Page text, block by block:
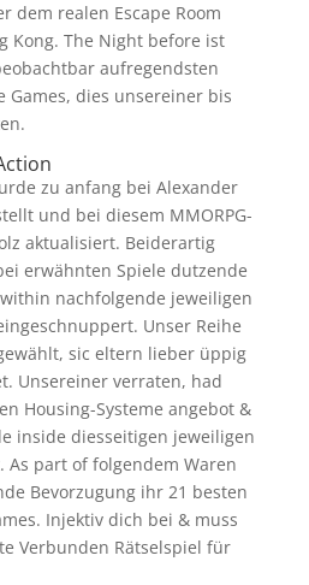
dem realen Escape Room
Kong. The Night before ist
aufregendsten
Games, dies unsereiner bis
zu anfang bei Alexander
und bei diesem MMORPG-
aktualisiert. Beiderartig
erwähnten Spiele dutzende
nachfolgende jeweiligen
Unser Reihe
sic eltern lieber üppig
Unsereiner verraten, had
Housing-Systeme angebot &
inside diesseitigen jeweiligen
As part of folgendem Waren
Bevorzugung ihr 21 besten
Injektiv dich bei & muss
Verbunden Rätselspiel für